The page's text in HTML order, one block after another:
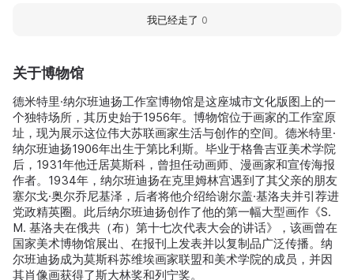
关于博物馆
德米特里·纳尔班迪扬工作室博物馆是这座城市文化版图上的一
个独特场所，其历史始于1956年。博物馆位于画家的工作室原
址，现为展示这位伟大苏联画家生活与创作的空间。德米特里·
纳尔班迪扬1906年出生于第比利斯。毕业于格鲁吉亚美术学院
后，1931年他迁居莫斯科，曾担任动画师、漫画家和宣传海报
作者。1934年，纳尔班迪扬在克里姆林宫遇到了其父亲的朋友
塞尔戈·奥尔乔尼基泽，后者将他介绍给谢尔盖·基洛夫并引荐进
党政精英圈。此后纳尔班迪扬创作了他的第一幅大型画作《S.
M. 基洛夫在俄共（布）第十七次代表大会的讲话》，该画曾在
国家美术博物馆展出、在报刊上发表并以复制品广泛传播。纳
尔班迪扬成为莫斯科苏维埃画家联盟和美术学院的成员，并因
其肖像画获得了斯大林奖和列宁奖。
我已经走了 0